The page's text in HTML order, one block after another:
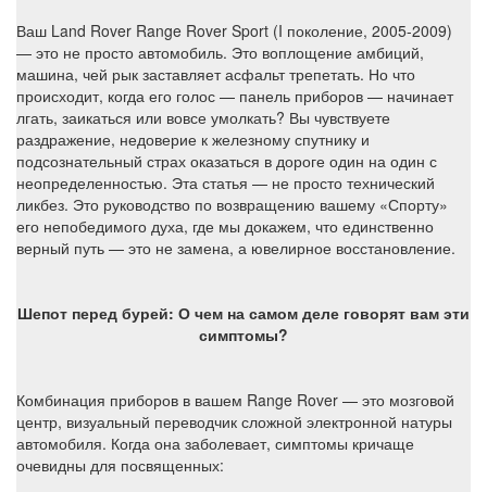
Ваш Land Rover Range Rover Sport (I поколение, 2005-2009)
— это не просто автомобиль. Это воплощение амбиций,
машина, чей рык заставляет асфальт трепетать. Но что
происходит, когда его голос — панель приборов — начинает
лгать, заикаться или вовсе умолкать? Вы чувствуете
раздражение, недоверие к железному спутнику и
подсознательный страх оказаться в дороге один на один с
неопределенностью. Эта статья — не просто технический
ликбез. Это руководство по возвращению вашему «Спорту»
его непобедимого духа, где мы докажем, что единственно
верный путь — это не замена, а ювелирное восстановление.
Шепот перед бурей: О чем на самом деле говорят вам эти
симптомы?
Комбинация приборов в вашем Range Rover — это мозговой
центр, визуальный переводчик сложной электронной натуры
автомобиля. Когда она заболевает, симптомы кричаще
очевидны для посвященных: